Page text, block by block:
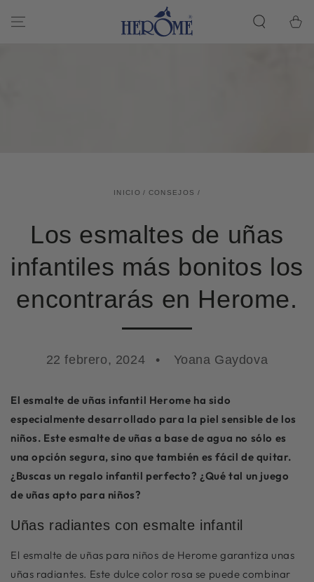
EL ARTÍCULO
de la
INICIO / CONSEJOS /
Los esmaltes de uñas
infantiles más bonitos los
encontrarás en Herome.
22 febrero, 2024 Yoana Gaydova
El esmalte de uñas infantil Herome ha sido
especialmente desarrollado para la piel sensible de los
niños. Este esmalte de uñas a base de agua no sólo es
una opción segura, sino que también es fácil de quitar.
¿Buscas un regalo infantil perfecto? ¿Qué tal un juego
de uñas apto para niños?
Uñas radiantes con esmalte infantil
El esmalte de uñas para niños de Herome garantiza unas
uñas radiantes. Este dulce color rosa se puede combinar